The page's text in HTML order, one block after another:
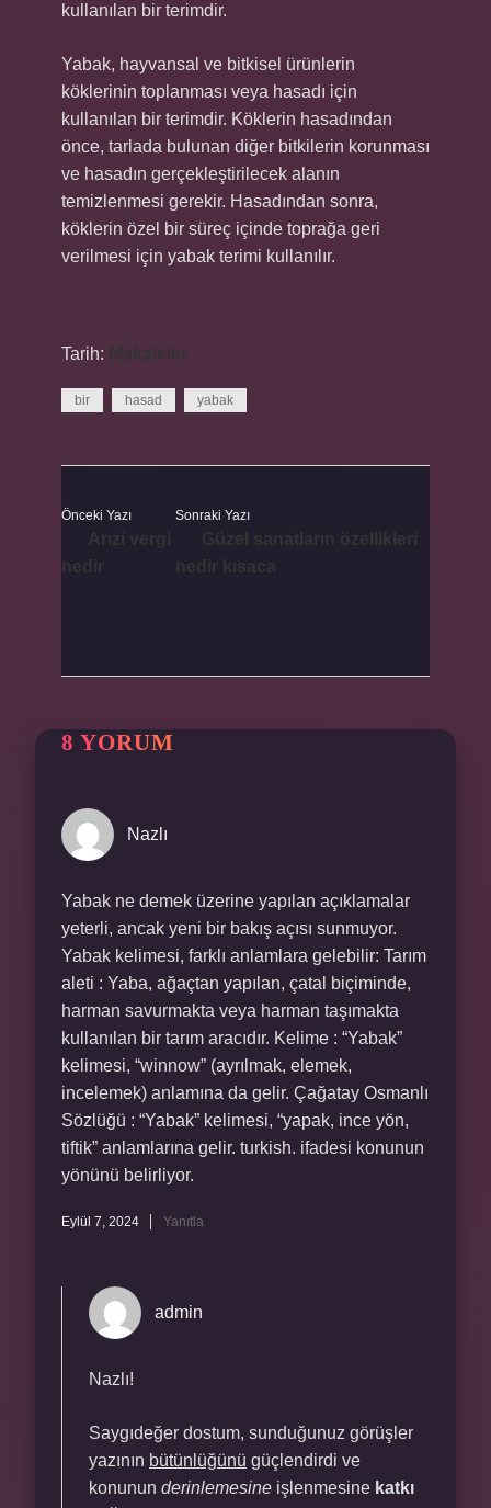
kullanılan bir terimdir.
Yabak, hayvansal ve bitkisel ürünlerin
köklerinin toplanması veya hasadı için
kullanılan bir terimdir. Köklerin hasadından
önce, tarlada bulunan diğer bitkilerin korunması
ve hasadın gerçekleştirilecek alanın
temizlenmesi gerekir. Hasadından sonra,
köklerin özel bir süreç içinde toprağa geri
verilmesi için yabak terimi kullanılır.
Tarih: Makaleler
bir hasad yabak
Önceki Yazı Sonraki Yazı
8 YORUM
Nazlı
Yabak ne demek üzerine yapılan açıklamalar
yeterli, ancak yeni bir bakış açısı sunmuyor.
Yabak kelimesi, farklı anlamlara gelebilir: Tarım
aleti : Yaba, ağaçtan yapılan, çatal biçiminde,
harman savurmakta veya harman taşımakta
kullanılan bir tarım aracıdır. Kelime : “Yabak”
kelimesi, “winnow” (ayrılmak, elemek,
incelemek) anlamına da gelir. Çağatay Osmanlı
Sözlüğü : “Yabak” kelimesi, “yapak, ince yön,
tiftik” anlamlarına gelir. turkish. ifadesi konunun
yönünü belirliyor.
Eylül 7, 2024 Yanıtla
admin
Nazlı!
Saygıdeğer dostum, sunduğunuz görüşler
yazının bütünlüğünü güçlendirdi ve
konunun derinlemesine işlenmesine katkı